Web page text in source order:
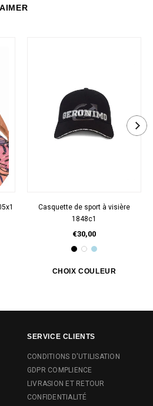
Casquette de sport à visière
1848c1
€30,00
SERVICE CLIENTS
CONDITIONS D'UTILISATION
GDPR COMPLIENCE
LIVRASION ET RETOUR
CONFIDENTIALITÉ